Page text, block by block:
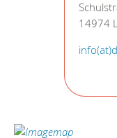
14974